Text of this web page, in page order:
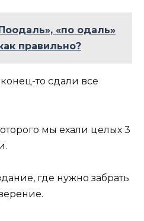
«по одаль»
правильно?
то сдали все
мы ехали целых 3
где нужно забрать